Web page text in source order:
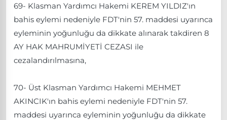
69- Klasman Yardımcı Hakemi KEREM YILDIZ'ın
bahis eylemi nedeniyle FDT'nin 57. maddesi uyarınca
eyleminin yoğunluğu da dikkate alınarak takdiren 8
AY HAK MAHRUMİYETİ CEZASI ile
cezalandırılmasına,
70- Üst Klasman Yardımcı Hakemi MEHMET
AKINCIK'ın bahis eylemi nedeniyle FDT'nin 57.
maddesi uyarınca eyleminin yoğunluğu da dikkate